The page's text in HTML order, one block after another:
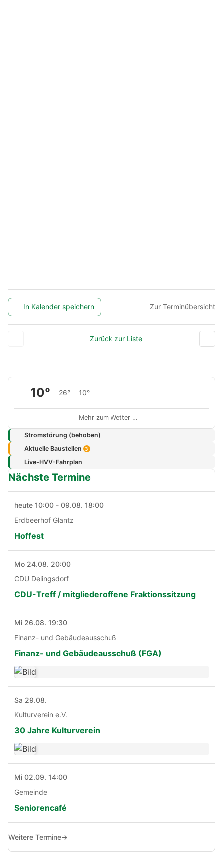
In Kalender speichern Zur Terminübersicht
Zurück zur Liste
10° 26° 10°
Mehr zum Wetter …
Stromstörung (behoben)
Aktuelle Baustellen 3
Live-HVV-Fahrplan
Nächste Termine
heute 10:00 - 09.08. 18:00
Erdbeerhof Glantz
Hoffest
Mo 24.08. 20:00
CDU Delingsdorf
CDU-Treff / mitgliederoffene Fraktionssitzung
Mi 26.08. 19:30
Finanz- und Gebäudeausschuß
Finanz- und Gebäudeausschuß (FGA)
Sa 29.08.
Kulturverein e.V.
30 Jahre Kulturverein
Mi 02.09. 14:00
Gemeinde
Seniorencafé
Weitere Termine→